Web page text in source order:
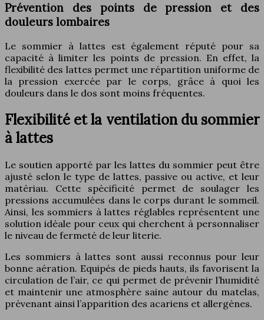
Prévention des points de pression et des
douleurs lombaires
Le sommier à lattes est également réputé pour sa
capacité à limiter les points de pression. En effet, la
flexibilité des lattes permet une répartition uniforme de
la pression exercée par le corps, grâce à quoi les
douleurs dans le dos sont moins fréquentes.
Flexibilité et la ventilation du sommier
à lattes
Le soutien apporté par les lattes du sommier peut être
ajusté selon le type de lattes, passive ou active, et leur
matériau. Cette spécificité permet de soulager les
pressions accumulées dans le corps durant le sommeil.
Ainsi, les sommiers à lattes réglables représentent une
solution idéale pour ceux qui cherchent à personnaliser
le niveau de fermeté de leur literie.
Les sommiers à lattes sont aussi reconnus pour leur
bonne aération. Equipés de pieds hauts, ils favorisent la
circulation de l’air, ce qui permet de prévenir l’humidité
et maintenir une atmosphère saine autour du matelas,
prévenant ainsi l’apparition des acariens et allergènes.